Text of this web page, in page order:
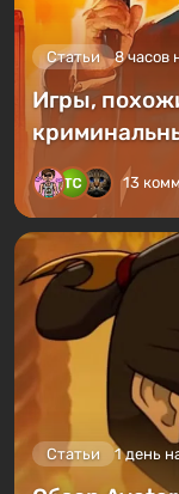
Статьи 8 часов
Игры,
13
Статьи 1 день